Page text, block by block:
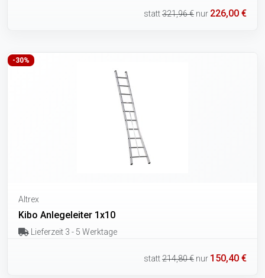
statt321,96 € nur 226,00 €
-30%
Altrex
Kibo Anlegeleiter 1x10
Lieferzeit 3 - 5 Werktage
statt214,80 € nur 150,40 €